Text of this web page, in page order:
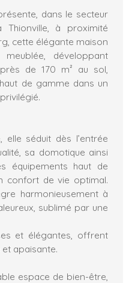
dans le secteur
Thionville, à proximité
cette élégante maison
meublée, développant
de 170 m² au sol,
de gamme dans un
elle séduit dès l’entrée
sa domotique ainsi
équipements haut de
confort de vie optimal.
harmonieusement à
sublimé par une
et élégantes, offrent
apaisante.
espace de bien-être,